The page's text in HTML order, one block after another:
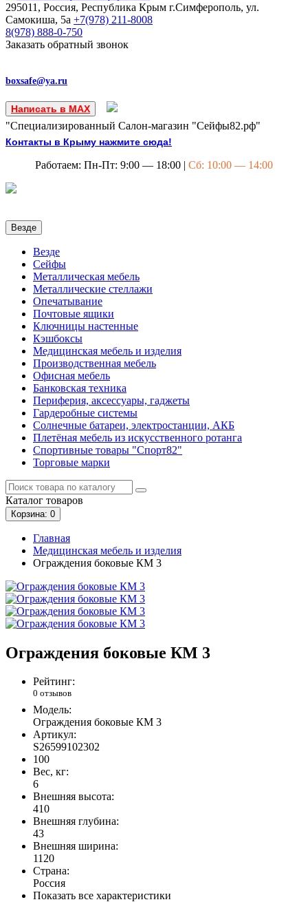
295011, Россия, Республика Крым г.Симферополь, ул.
Самокиша, 5а +7(978) 211-8008
8(978) 888-0-750
Заказать обратный звонок
boxsafe@ya.ru
Написать в MAX
"Специализированный Салон-магазин "Сейфы82.рф"
Контакты в Крыму нажмите сюда!
Работаем: Пн-Пт: 9:00 — 18:00 | Сб: 10:00 — 14:00
Везде
Везде
Сейфы
Металлическая мебель
Металлические стеллажи
Опечатывание
Почтовые ящики
Ключницы настенные
Кэшбоксы
Медицинская мебель и изделия
Производственная мебель
Офисная мебель
Банковская техника
Периферия, аксессуары, гаджеты
Гардеробные системы
Солнечные батареи, электростанции, АКБ
Плетёная мебель из искусственного ротанга
Спортивные товары "Спорт82"
Торговые марки
Каталог товаров
Корзина: 0
Главная
Медицинская мебель и изделия
Ограждения боковые КМ 3
Ограждения боковые КМ 3
Рейтинг:
0 отзывов
Модель:
Ограждения боковые КМ 3
Артикул:
S26599102302
100
Вес, кг:
6
Внешняя высота:
410
Внешняя глубина:
43
Внешняя ширина:
1120
Страна:
Россия
Показать все характеристики